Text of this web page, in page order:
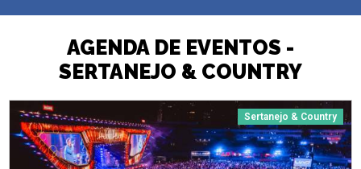
AGENDA DE EVENTOS -
SERTANEJO & COUNTRY
Sertanejo & Country